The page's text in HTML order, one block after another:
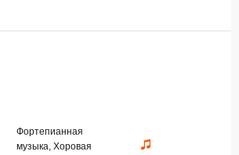
Фортепианная
музыка, Хоровая